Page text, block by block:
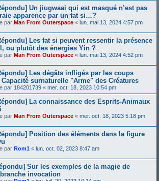
Un jiugwaai qui est masqué n’est pas
apparence par un fat si…?
par Man From Outerspace « lun. mai 13, 2024 4:57 pm
Les fat si peuvent ressentir la présence
ou plutôt des énergies Yin ?
par Man From Outerspace « lun. mai 13, 2024 4:52 pm
Les dégâts infligés par les coups
surnaturelle "Arme" des Créatures
par 184201739 « mer. oct. 18, 2023 10:54 pm
La connaissance des Esprits-Animaux
par Man From Outerspace « mer. oct. 18, 2023 5:18 pm
Position des éléments dans la figure
par Rom1 « lun. oct. 02, 2023 8:47 am
Sur les exemples de la magie de
invocation